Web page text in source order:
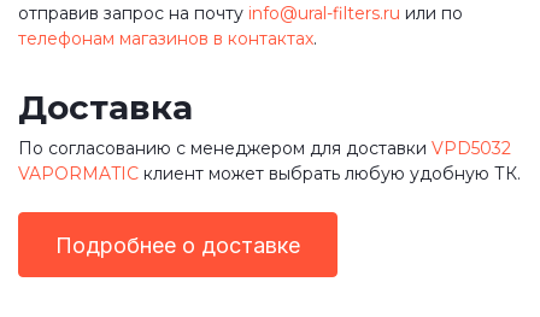
отправив запрос на почту info@ural-filters.ru или по
телефонам магазинов в контактах.
Доставка
По согласованию с менеджером для доставки VPD5032
VAPORMATIC клиент может выбрать любую удобную ТК.
Подробнее о доставке